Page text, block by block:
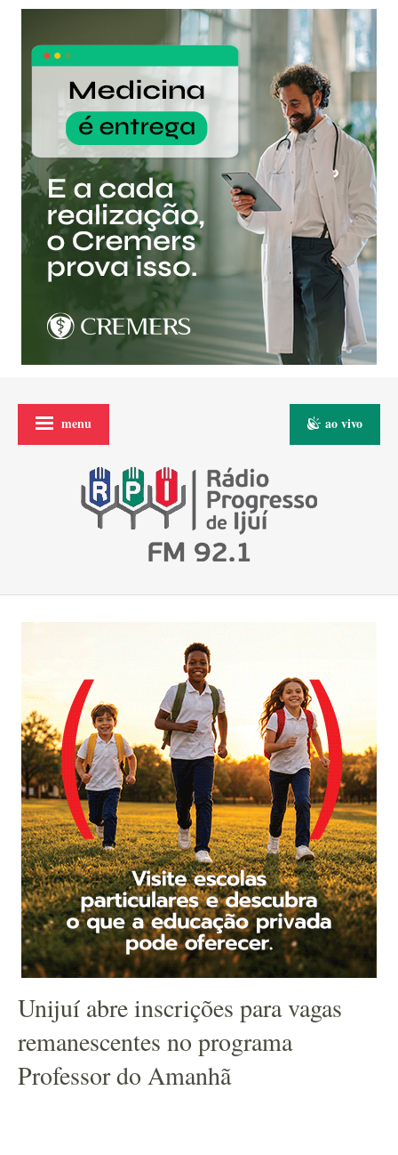
menu ao vivo
Unijuí abre inscrições para vagas
remanescentes no programa
Professor do Amanhã